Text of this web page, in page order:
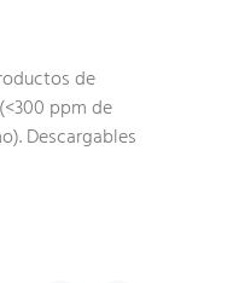
de
ppm de
Descargables